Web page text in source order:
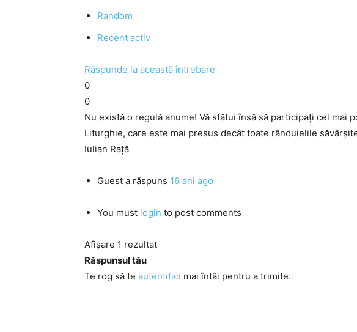
Random
Recent activ
Răspunde la această întrebare
0
0
Nu există o regulă anume! Vă sfătui însă să participaţi cel mai
Liturghie, care este mai presus decât toate rânduielile
Iulian Raţă
Guest a răspuns 16 ani ago
You must login to post comments
Afișare 1 rezultat
Răspunsul tău
Te rog să te autentifici mai întâi pentru a trimite.